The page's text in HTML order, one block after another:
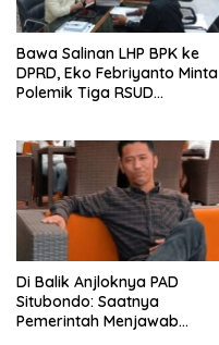
Bawa Salinan LHP BPK ke
DPRD, Eko Febriyanto Minta
Polemik Tiga RSUD
Di Balik Anjloknya PAD
Situbondo: Saatnya
Pemerintah Menjawab